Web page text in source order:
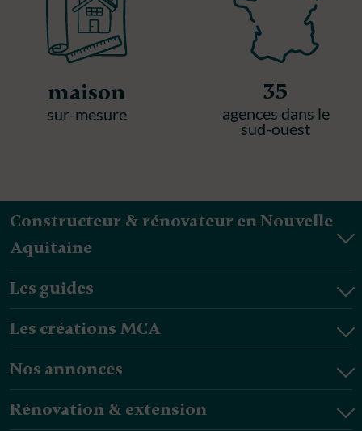
maison
sur-mesure
35
agences dans le
sud-ouest
Constructeur & rénovateur en Nouvelle
Aquitaine
Les guides
Les créations MCA
Nos annonces
Rénovation & extension